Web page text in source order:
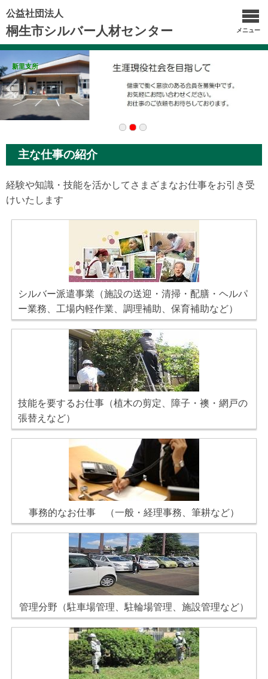
公益社団法人
桐生市シルバー人材センター メニュー
新里支所
主な仕事の紹介
経験や知識・技能を活かしてさまざまなお仕事をお引き受
けいたします
シルバー派遣事業（施設の送迎・清掃・配膳・ヘルパ
ー業務、工場内軽作業、調理補助、保育補助など）
技能を要するお仕事（植木の剪定、障子・襖・網戸の
張替えなど）
事務的なお仕事 （一般・経理事務、筆耕など）
管理分野（駐車場管理、駐輪場管理、施設管理など）